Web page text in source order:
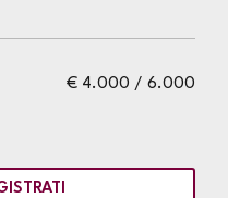
€ 4.000 / 6.000